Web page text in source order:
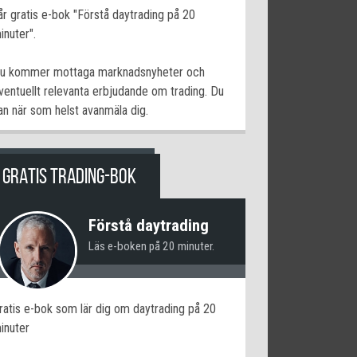
gratis e-bok "Förstå daytrading på 20
kommer mottaga marknadsnyheter och
relevanta erbjudande om trading. Du
när som helst avanmäla dig.
GRATIS TRADING-BOK
Förstå daytrading
Läs e-boken på 20 minuter.
e-bok som lär dig om daytrading på 20